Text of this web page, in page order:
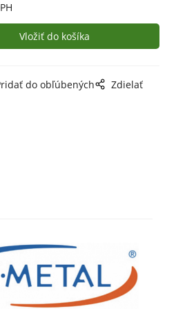
do obľúbených Zdielať